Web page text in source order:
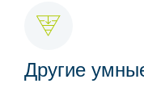
Другие